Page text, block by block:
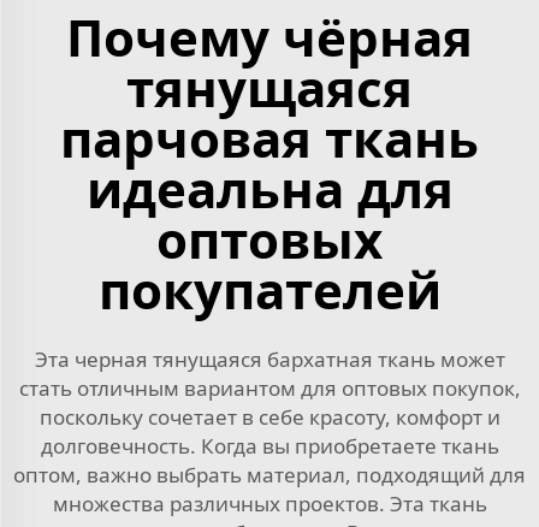
Почему чёрная
тянущаяся
парчовая ткань
идеальна для
оптовых
покупателей
Эта черная тянущаяся бархатная ткань может
стать отличным вариантом для оптовых покупок,
поскольку сочетает в себе красоту, комфорт и
долговечность. Когда вы приобретаете ткань
оптом, важно выбрать материал, подходящий для
множества различных проектов. Эта ткань